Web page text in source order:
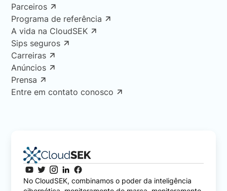
Parceiros
Programa de referência
A vida na CloudSEK
Sips seguros
Carreiras
Anúncios
Prensa
Entre em contato conosco
No CloudSEK, combinamos o poder da inteligência